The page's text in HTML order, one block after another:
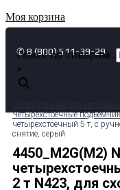
Моя корзина
✆ 8 (800) 511-39-29
Поиск по товарам...
×
Четырехстоечные
четырехстоечный 5 т, с
снятие, серый
4450_M2G(M2)
2 т N423, для